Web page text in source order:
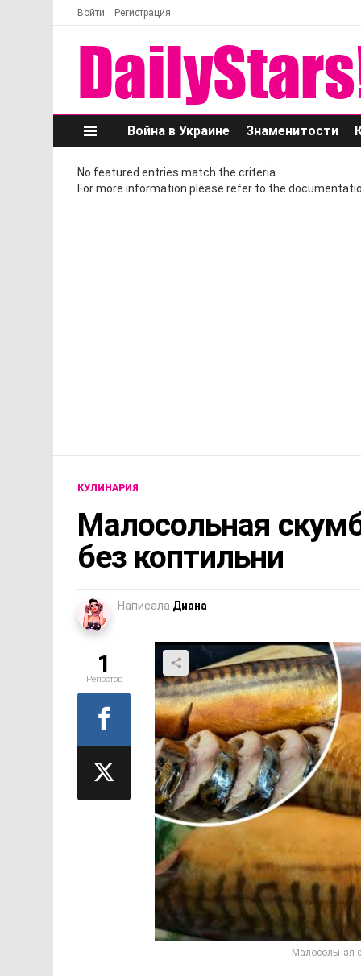
Войти Регистрация
Меню
Война в Украине Знаменитости
No featured entries match the criteria.
For more information please refer to the
КУЛИНАРИЯ
Малосольная
без коптильни
Написала Диана
Малосольная
1
Репостов